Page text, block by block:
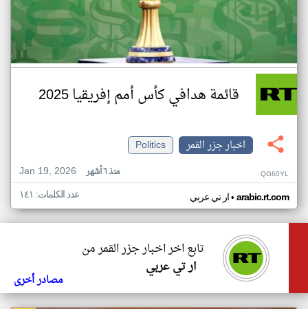
قائمة هدافي كأس أمم إفريقيا 2025
اخبار جزر القمر
Politics
Jan 19, 2026
منذ ٦ أشهر QG60YL
ار تي عربي• arabic.rt.com عدد الكلمات: ١٤١
تابع اخر اخبار جزر القمر من
ار تي عربي
مصادر أخرى